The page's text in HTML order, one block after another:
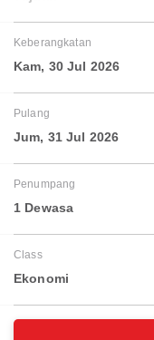
Keberangkatan
Kam, 30 Jul 2026
Pulang
Jum, 31 Jul 2026
Penumpang
1 Dewasa
Class
Ekonomi